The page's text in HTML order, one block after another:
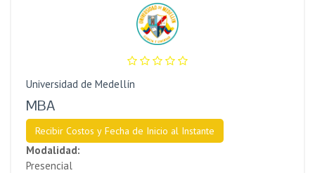
Universidad de Medellín
MBA
Recibir Costos y Fecha de Inicio al Instante
Modalidad:
Presencial